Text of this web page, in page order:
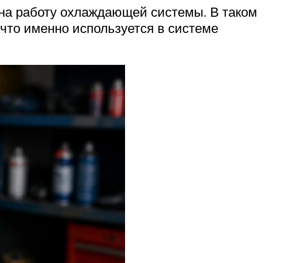
работу охлаждающей системы. В таком
именно используется в системе